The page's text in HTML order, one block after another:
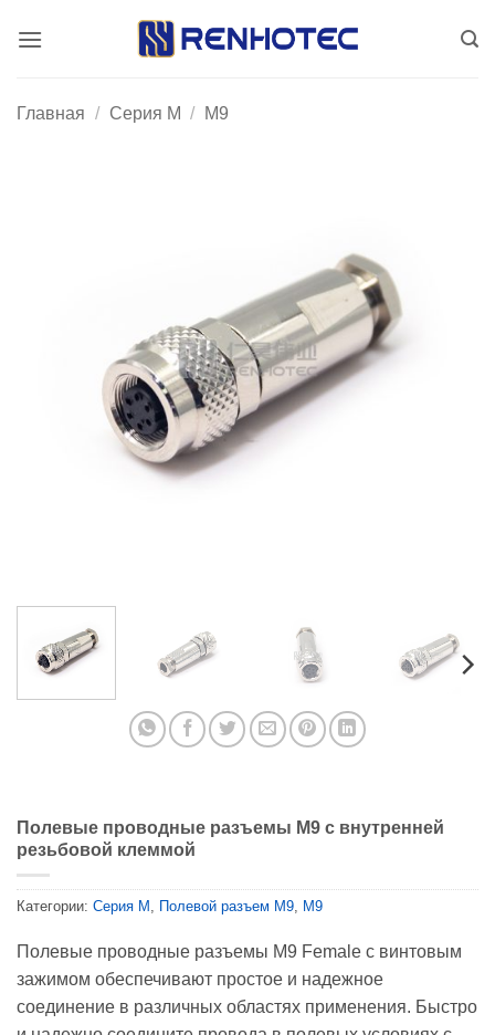
Главная / Серия М / M9
Полевые проводные разъемы M9 с внутренней
резьбовой клеммой
Категории: Серия М , Полевой разъем M9, M9
Полевые проводные разъемы M9 Female с винтовым
зажимом обеспечивают простое и надежное
соединение в различных областях применения. Быстро